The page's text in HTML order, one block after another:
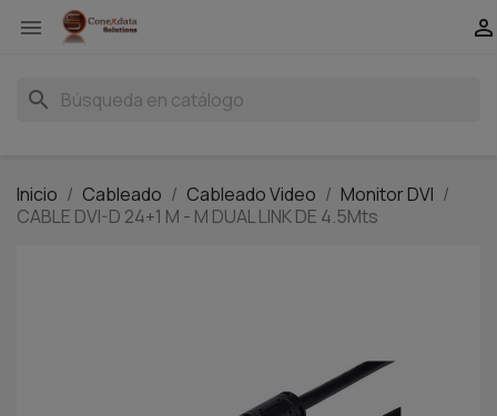
 
search
Inicio Cableado Cableado Video
Monitor DVI
CABLE DVI-D 24+1 M - M DUAL LINK DE 4.5Mts